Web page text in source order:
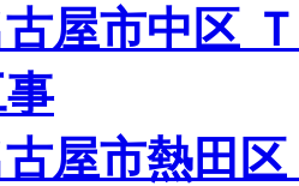
屋市中区
屋市熱田